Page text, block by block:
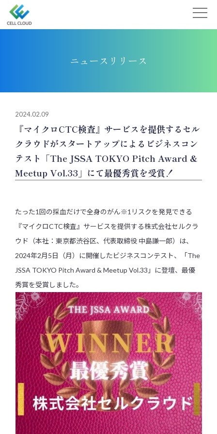
ニュースリリース
2024.02.09
『マイクロCTC検査』サービスを提供するセル
クラウドがスタートアップによるビジネスコン
テスト「The JSSA TOKYO Pitch Award &
Meetup Vol.33」にて最優秀賞を受賞！
たった1回の採血だけで全身のがん※1リスクを発見できる
『マイクロCTC検査』サービスを提供する株式会社セルクラ
ウド（本社：東京都渋谷区、代表取締役 中島謙一郎）は、
2024年2月5日（月）に開催したビジネスコンテスト、「The
JSSA TOKYO Pitch Award & Meetup Vol.33」に登壇、最優
秀賞を受賞しました。